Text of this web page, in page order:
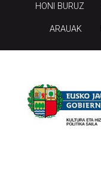
HONI BURUZ
ARAUAK